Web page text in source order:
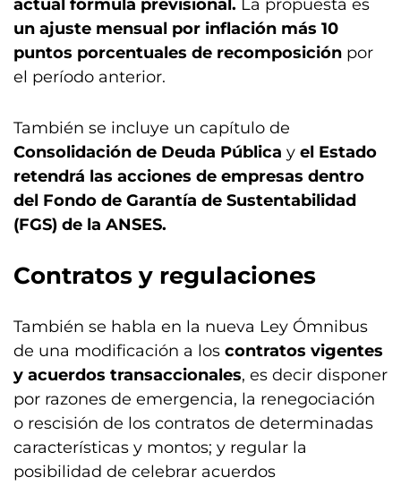
actual fórmula previsional. La propuesta es
un ajuste mensual por inflación más 10
puntos porcentuales de recomposición por
el período anterior.
También se incluye un capítulo de
Consolidación de Deuda Pública y el Estado
retendrá las acciones de empresas dentro
del Fondo de Garantía de Sustentabilidad
(FGS) de la ANSES.
Contratos y regulaciones
También se habla en la nueva Ley Ómnibus
de una modificación a los contratos vigentes
y acuerdos transaccionales, es decir disponer
por razones de emergencia, la renegociación
o rescisión de los contratos de determinadas
características y montos; y regular la
posibilidad de celebrar acuerdos